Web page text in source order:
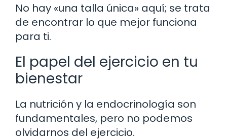
No hay «una talla única» aquí; se trata
de encontrar lo que mejor funciona
para ti.
El papel del ejercicio en tu
bienestar
La nutrición y la endocrinología son
fundamentales, pero no podemos
olvidarnos del ejercicio.